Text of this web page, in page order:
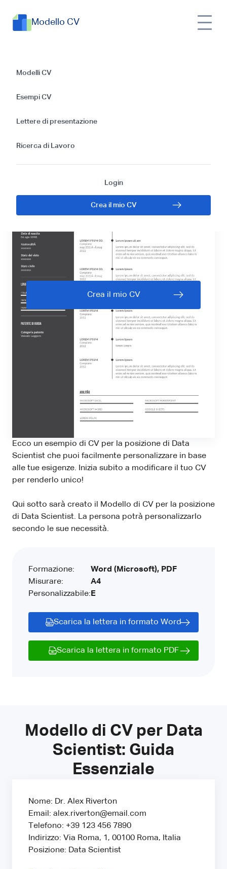
Modello CV
Modelli CV
Esempi CV
Lettere di presentazione
Ricerca di Lavoro
Login
Crea il mio CV
Esempi di CV per
Data Scientist:
Guida Gratis 2024
Crea il mio CV
Ecco un esempio di CV per la posizione di Data
Scientist che puoi facilmente personalizzare in base
alle tue esigenze. Inizia subito a modificare il tuo CV
per renderlo unico!
Qui sotto sarà creato il Modello di CV per la posizione
di Data Scientist. La persona potrà personalizzarlo
secondo le sue necessità.
Formazione:
Misurare:
Personalizzabile:
Word (Microsoft), PDF
A4
E
Scarica la lettera in formato Word
Scarica la lettera in formato PDF
Modello di CV per Data
Scientist: Guida
Essenziale
Nome: Dr. Alex Riverton
Email: alex.riverton@email.com
Telefono: +39 123 456 7890
Indirizzo: Via Roma, 1, 00100 Roma, Italia
Posizione: Data Scientist